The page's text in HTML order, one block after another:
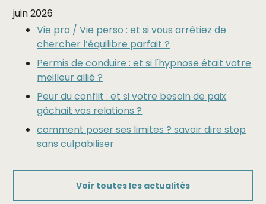
juin 2026
Vie pro / Vie perso : et si vous arrêtiez de
chercher l’équilibre parfait ?
Permis de conduire : et si l'hypnose était votre
meilleur allié ?
Peur du conflit : et si votre besoin de paix
gâchait vos relations ?
comment poser ses limites ? savoir dire stop
sans culpabiliser
Voir toutes les actualités